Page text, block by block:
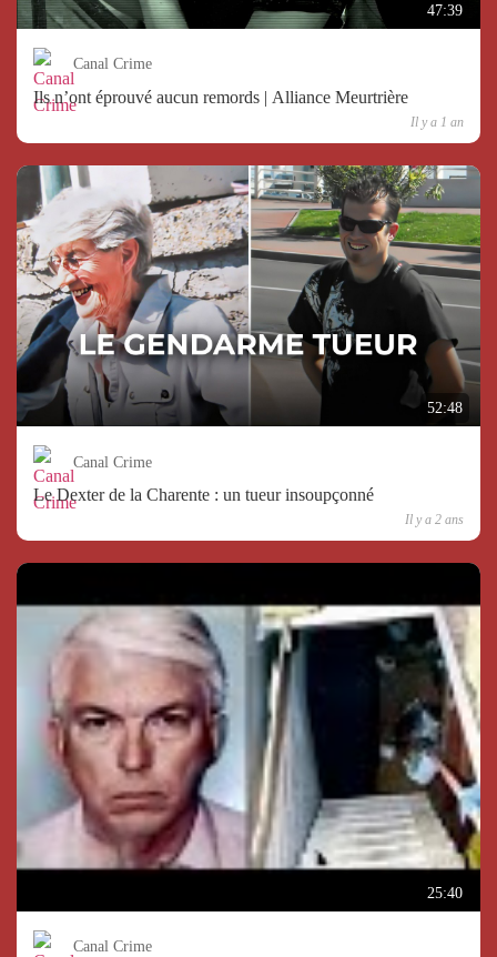
47:39
Canal Crime
Ils n’ont éprouvé aucun remords | Alliance Meurtrière
Il y a 1 an
52:48
Canal Crime
Le Dexter de la Charente : un tueur insoupçonné
Il y a 2 ans
25:40
Canal Crime